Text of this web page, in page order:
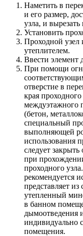
Наметить в
и его размер,
узла, и
Установить
Проходной узел
утеплителем.
Ввести элемент
При помощи
отверстие в
края
междуэтажного
(бетон,
специальный
выполняющей
использования
следует
при
проходного
рекомендуется
представляет
утепленный
в банном
дымоотведения
индивидуально
помещения.